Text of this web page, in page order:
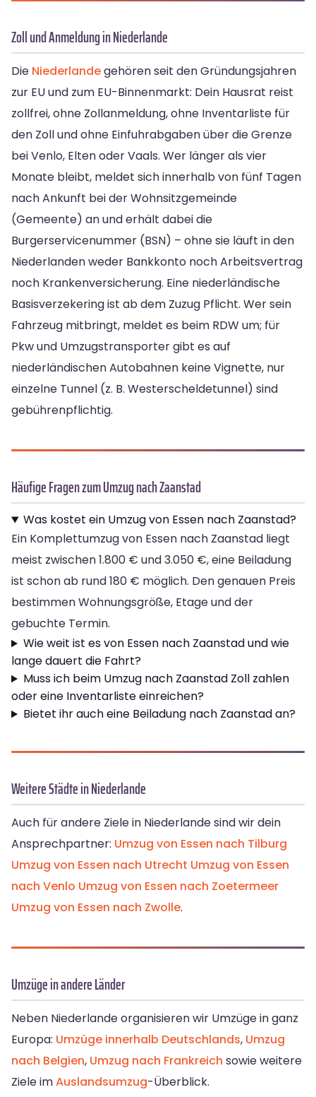
Zoll und Anmeldung in Niederlande
Die Niederlandegehören seit den Gründungsjahren
zur EU und zum EU-Binnenmarkt: Dein Hausrat reist
zollfrei, ohne Zollanmeldung, ohne Inventarliste für
den Zoll und ohne Einfuhrabgaben über die Grenze
bei Venlo, Elten oder Vaals. Wer länger als vier
Monate bleibt, meldet sich innerhalb von fünf Tagen
nach Ankunft bei der Wohnsitzgemeinde
(Gemeente) an und erhält dabei die
Burgerservicenummer (BSN) – ohne sie läuft in den
Niederlanden weder Bankkonto noch Arbeitsvertrag
noch Krankenversicherung. Eine niederländische
Basisverzekering ist ab dem Zuzug Pflicht. Wer sein
Fahrzeug mitbringt, meldet es beim RDW um; für
Pkw und Umzugstransporter gibt es auf
niederländischen Autobahnen keine Vignette, nur
einzelne Tunnel (z. B. Westerscheldetunnel) sind
gebührenpflichtig.
Häufige Fragen zum Umzug nach Zaanstad
Was kostet ein Umzug von Essen nach Zaanstad?
Ein Komplettumzug von Essen nach Zaanstad liegt
meist zwischen 1.800 € und 3.050 €, eine Beiladung
ist schon ab rund 180 € möglich. Den genauen Preis
bestimmen Wohnungsgröße, Etage und der
gebuchte Termin.
Wie weit ist es von Essen nach Zaanstad und wie
lange dauert die Fahrt?
Muss ich beim Umzug nach Zaanstad Zoll zahlen
oder eine Inventarliste einreichen?
Bietet ihr auch eine Beiladung nach Zaanstad an?
Weitere Städte in Niederlande
Auch für andere Ziele in Niederlande sind wir dein
Ansprechpartner: Umzug von Essen nach Tilburg
Umzug von Essen nach Utrecht Umzug von Essen
nach Venlo Umzug von Essen nach Zoetermeer
Umzug von Essen nach Zwolle.
Umzüge in andere Länder
Neben Niederlande organisieren wir Umzüge in ganz
Europa: Umzüge innerhalb Deutschlands, Umzug
nach Belgien, Umzug nach Frankreich sowie weitere
Ziele imAuslandsumzug-Überblick.